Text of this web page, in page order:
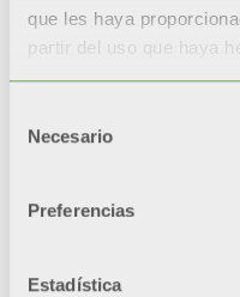
que les haya
partir del uso que haya
Necesario
Preferencias
Estadística
Sede Legale e
Via Cerreto, 40 -
Política de privacidad
Información de
Mapa del sitio